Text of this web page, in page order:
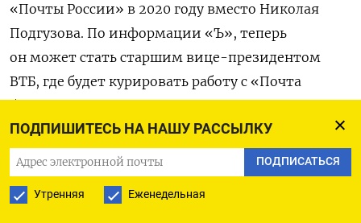
ПОДПИШИТЕСЬ НА НАШУ РАССЫЛКУ
ПОДПИСАТЬСЯ
Утренняя Еженедельная
«Почты России» в 2020 году вместо Николая
Подгузова. По информации «Ъ», теперь
он может стать старшим вице-президентом
ВТБ, где будет курировать работу с «Почта
«Национальной лотереи», которую возглавляет
Волков, остальное — у президента
Международной федерации бокса Умара
Кремлева.